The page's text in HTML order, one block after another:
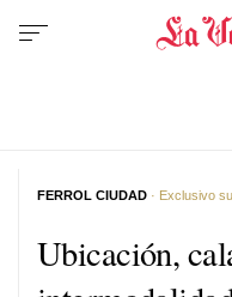
Ubicación,
FERROL CIUDAD · Exclusivo